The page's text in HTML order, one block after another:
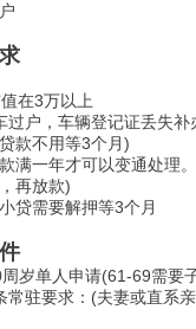
在3万以上
过户，车辆登记证丢失
款不用等3个月)
满一年才可以变通处理
再放款)
贷需要解押等3个月
岁单人申请(61-69需要
常驻要求：(夫妻或直系